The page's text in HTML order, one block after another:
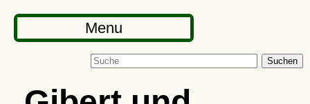
Menu
Suchen